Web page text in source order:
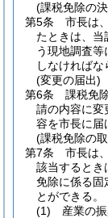
(課税免除の
第5条
市長は、
たときは、
う現地調査
しなければな
(変更の届出)
第6条
課税免
請の内容に変
容を市長に届
(課税免除の
第7条
市長は
該当するとき
免除に係る固
とができる。
(1)
産業の